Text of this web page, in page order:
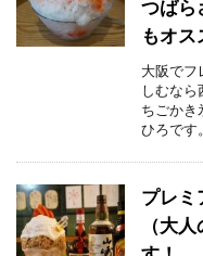
つばら
もオス
大阪でフ
しむなら
ちごかき
ひろです
プレミ
（大